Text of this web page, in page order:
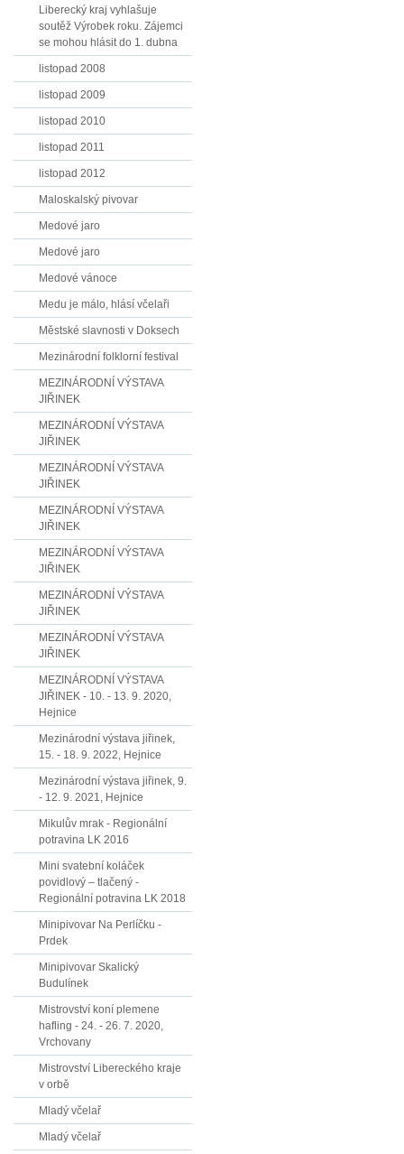
Liberecký kraj vyhlašuje
soutěž Výrobek roku. Zájemci
se mohou hlásit do 1. dubna
listopad 2008
listopad 2009
listopad 2010
listopad 2011
listopad 2012
Maloskalský pivovar
Medové jaro
Medové jaro
Medové vánoce
Medu je málo, hlásí včelaři
Městské slavnosti v Doksech
Mezinárodní folklorní festival
MEZINÁRODNÍ VÝSTAVA
JIŘINEK
MEZINÁRODNÍ VÝSTAVA
JIŘINEK
MEZINÁRODNÍ VÝSTAVA
JIŘINEK
MEZINÁRODNÍ VÝSTAVA
JIŘINEK
MEZINÁRODNÍ VÝSTAVA
JIŘINEK
MEZINÁRODNÍ VÝSTAVA
JIŘINEK
MEZINÁRODNÍ VÝSTAVA
JIŘINEK
MEZINÁRODNÍ VÝSTAVA
JIŘINEK - 10. - 13. 9. 2020,
Hejnice
Mezinárodní výstava jiřinek,
15. - 18. 9. 2022, Hejnice
Mezinárodní výstava jiřinek, 9.
- 12. 9. 2021, Hejnice
Mikulův mrak - Regionální
potravina LK 2016
Mini svatební koláček
povidlový – tlačený -
Regionální potravina LK 2018
Minipivovar Na Perlíčku -
Prdek
Minipivovar Skalický
Budulínek
Mistrovství koní plemene
hafling - 24. - 26. 7. 2020,
Vrchovany
Mistrovství Libereckého kraje
v orbě
Mladý včelař
Mladý včelař